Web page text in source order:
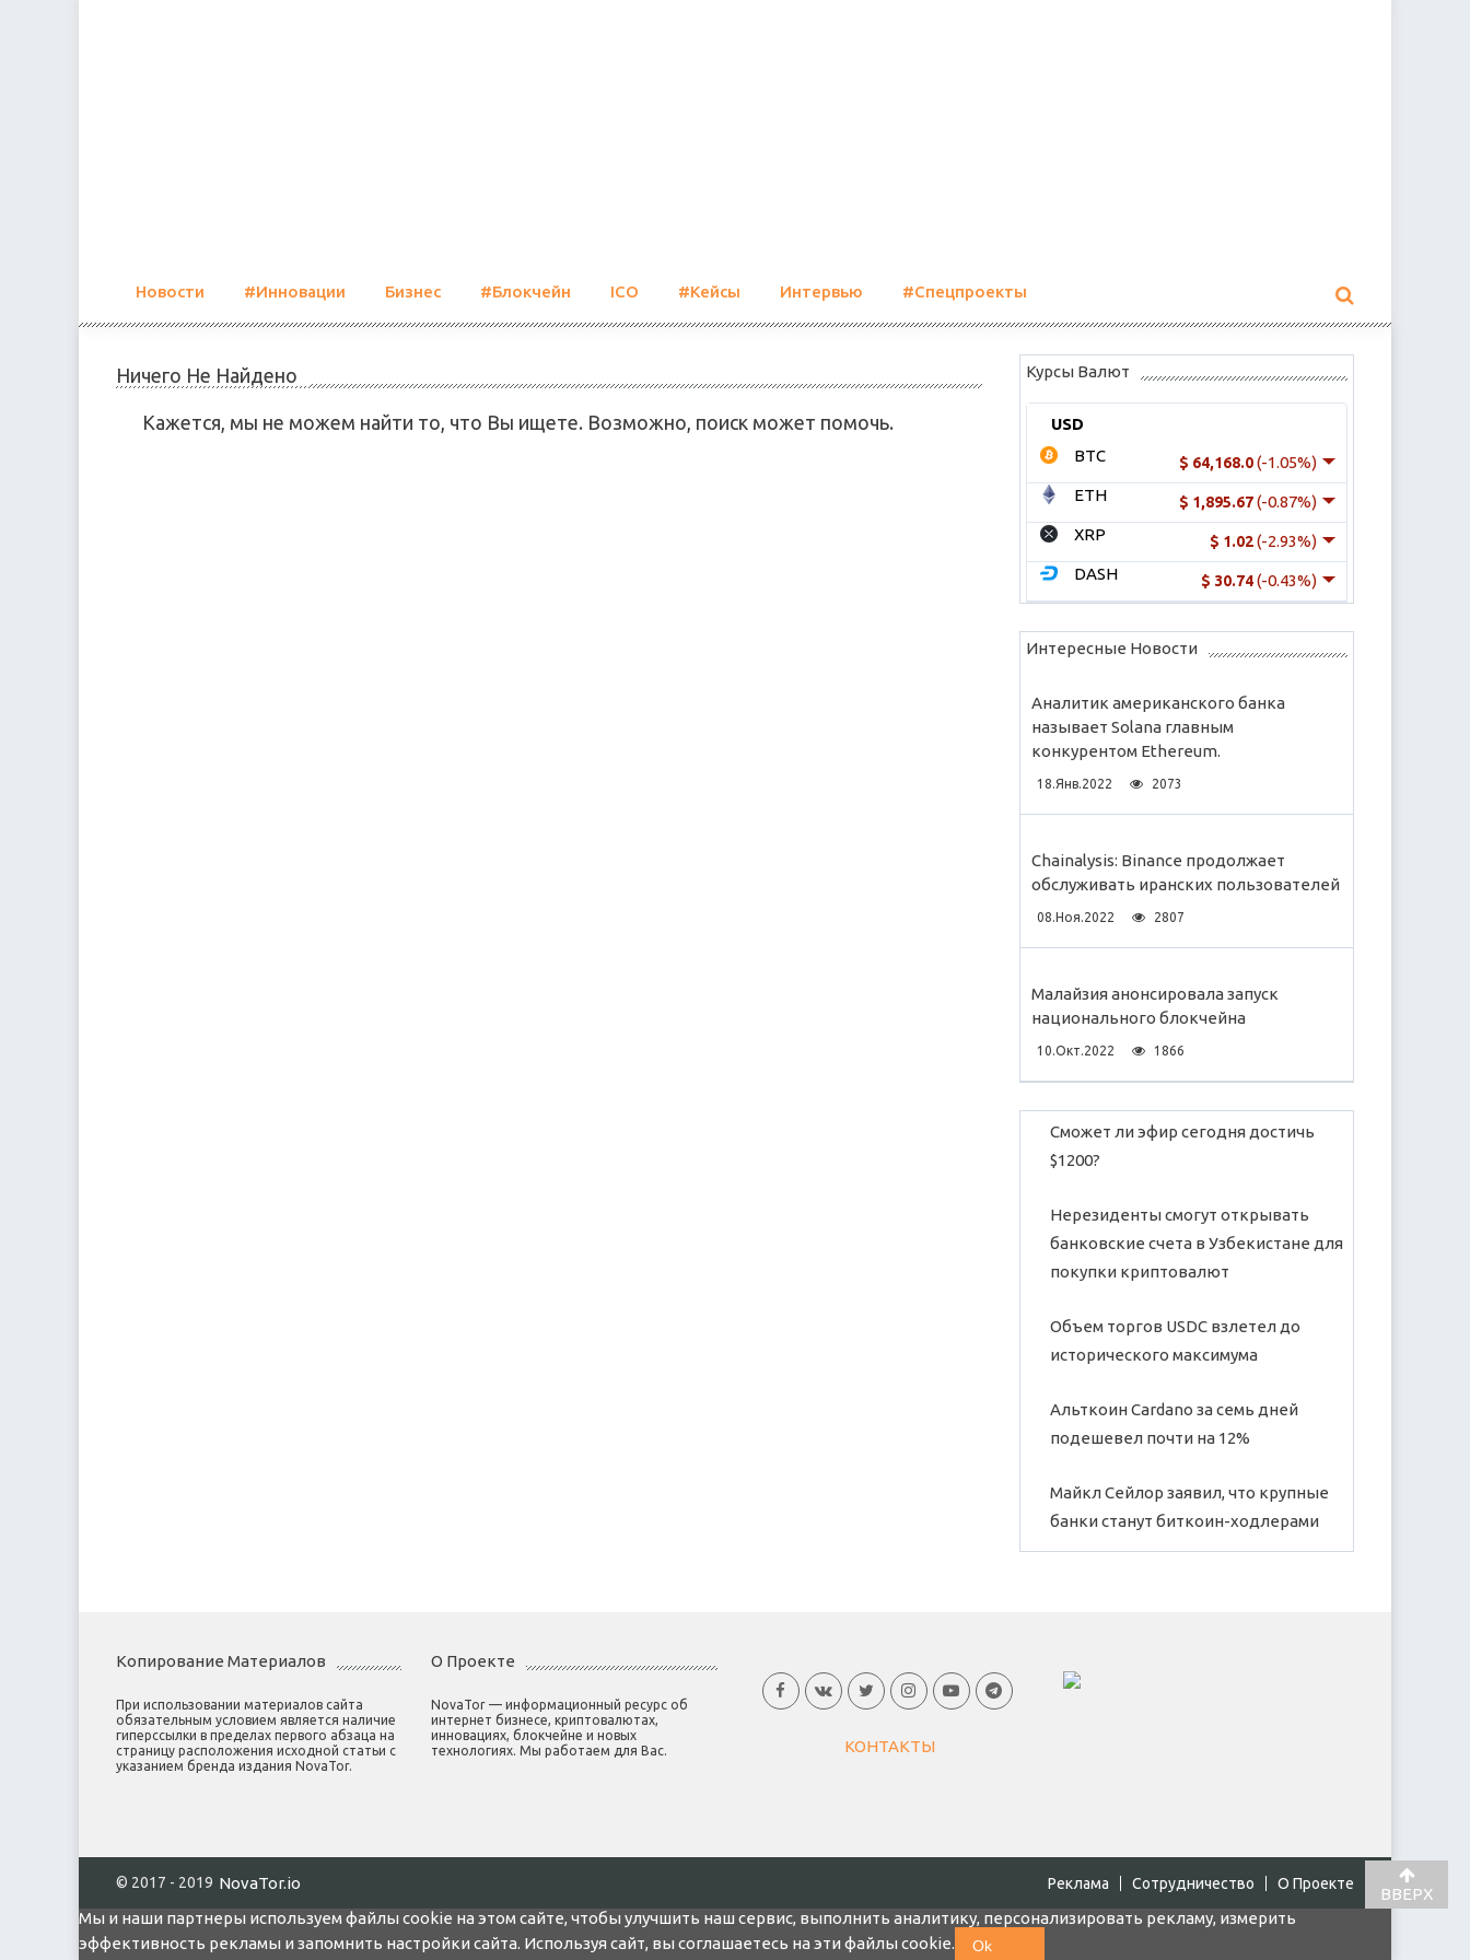
Новости #Инновации Бизнес #Блокчейн ICO #Кейсы Интервью #Спецпроекты
Ничего Не Найдено
Кажется, мы не можем найти то, что Вы ищете. Возможно, поиск может помочь.
Курсы Валют
USD
$ 64,168.0(-1.05%)
BTC
$ 1,895.67(-0.87%)
ETH
$ 1.02(-2.93%)
XRP
$ 30.74(-0.43%)
DASH
Интересные Новости
Аналитик американского банка
называет Solana главным
конкурентом Ethereum.
18.Янв.2022 2073
Chainalysis: Binance продолжает
обслуживать иранских пользователей
08.Ноя.2022 2807
Малайзия анонсировала запуск
национального блокчейна
10.Окт.2022 1866
Сможет ли эфир сегодня достичь
$1200?
Нерезиденты смогут открывать
банковские счета в Узбекистане для
покупки криптовалют
Объем торгов USDC взлетел до
исторического максимума
Альткоин Cardano за семь дней
подешевел почти на 12%
Майкл Сейлор заявил, что крупные
банки станут биткоин-ходлерами
Копирование Материалов
При использовании материалов сайта
обязательным условием является наличие
гиперссылки в пределах первого абзаца на
страницу расположения исходной статьи с
указанием бренда издания NovaTor.
О Проекте
NovaTor — информационный ресурс об
интернет бизнесе, криптовалютах,
инновациях, блокчейне и новых
технологиях. Мы работаем для Вас.
КОНТАКТЫ
© 2017 - 2019 NovaTor.io Реклама Cотрудничество О Проекте
ВВЕРХ
Мы и наши партнеры используем файлы cookie на этом сайте, чтобы улучшить наш сервис, выполнить аналитику, персонализировать рекламу, измерить
эффективность рекламы и запомнить настройки сайта. Используя сайт, вы соглашаетесь на эти файлы cookie.
Ok